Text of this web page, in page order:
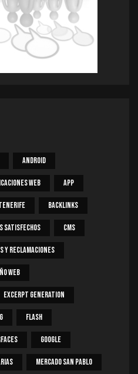
Android
Web App
Backlinks
Satisfechos CMS
Y Reclamaciones
Web
Excerpt Generation
Flash
Google
Mercado San Pablo